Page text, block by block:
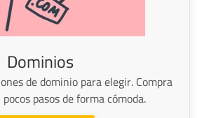
Dominios
de dominio para elegir. Compra
pasos de forma cómoda.